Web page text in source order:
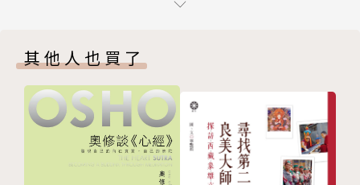
從出版以來幾乎全由他一人來製作，撰文、編輯、印
刷、看樣、校對皆是獨力執行，然後與妻子打包付郵。
季刊的內容很豐富，有聖經真理（節錄經文刊登）、創
作（釋經、講道、專文、見證、故事、隨感錄等）、譯
作（專文、小說、短文精選、詩等）與詩歌等。
《靈食季刊》其中大部分內容都由他親自執筆，除聖經
秋季 第三十九冊
經訓
給今日敎會的一個嚴重的警告
受人誤會
從摩西所得的敎訓
浮淺的熱誠
其他人也買了